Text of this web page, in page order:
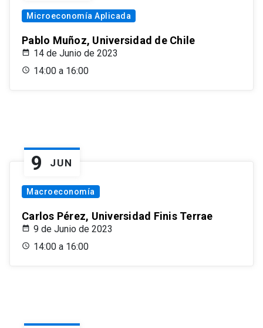
Microeconomía Aplicada
Pablo Muñoz, Universidad de Chile
14 de Junio de 2023
14:00 a 16:00
9 JUN
Macroeconomía
Carlos Pérez, Universidad Finis Terrae
9 de Junio de 2023
14:00 a 16:00